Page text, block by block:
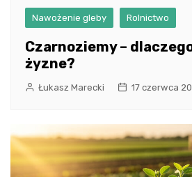
Nawożenie gleby Rolnictwo
Czarnoziemy –
żyzne?
Łukasz Marecki 17 czerwca